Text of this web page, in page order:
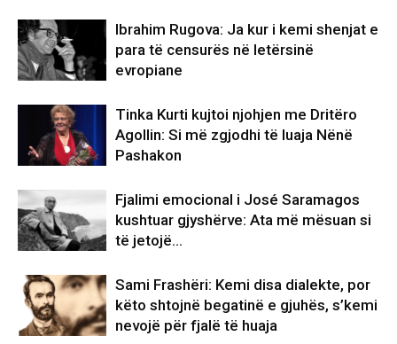
Ibrahim Rugova: Ja kur i kemi shenjat e
para të censurës në letërsinë
evropiane
Tinka Kurti kujtoi njohjen me Dritëro
Agollin: Si më zgjodhi të luaja Nënë
Pashakon
Fjalimi emocional i José Saramagos
kushtuar gjyshërve: Ata më mësuan si
të jetojë…
Sami Frashëri: Kemi disa dialekte, por
këto shtojnë begatinë e gjuhës, s’kemi
nevojë për fjalë të huaja